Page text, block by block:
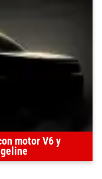
motor V6 y